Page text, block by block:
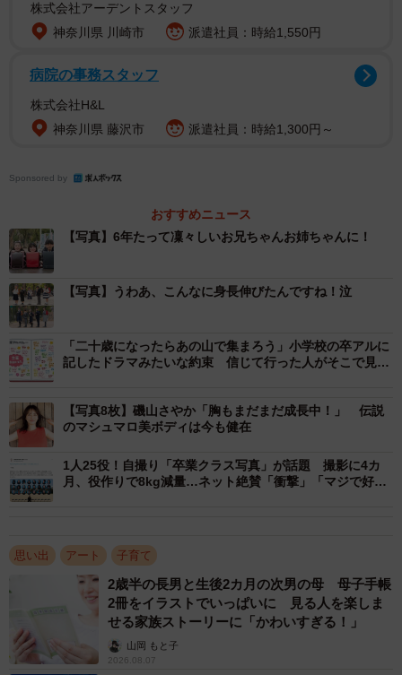
株式会社アーデントスタッフ
神奈川県 川崎市
派遣社員：時給1,550円
病院の事務スタッフ
株式会社H&L
神奈川県 藤沢市
派遣社員：時給1,300円～
Sponsored by
おすすめニュース
【写真】6年たって凜々しいお兄ちゃんお姉ちゃんに！
【写真】うわあ、こんなに身長伸びたんですね！泣
「二十歳になったらあの山で集まろう」小学校の卒アルに
記したドラマみたいな約束 信じて行った人がそこで見た
【写真8枚】磯山さやか「胸もまだまだ成長中！」 伝説
のマシュマロ美ボディは今も健在
1人25役！自撮り「卒業クラス写真」が話題 撮影に4カ
月、役作りで8kg減量…ネット絶賛「衝撃」「マジで好
思い出 アート 子育て
2歳半の長男と生後2カ月の次男の母 母子手帳
2冊をイラストでいっぱいに 見る人を楽しま
せる家族ストーリーに「かわいすぎる！」
山岡 もと子
2026.08.07